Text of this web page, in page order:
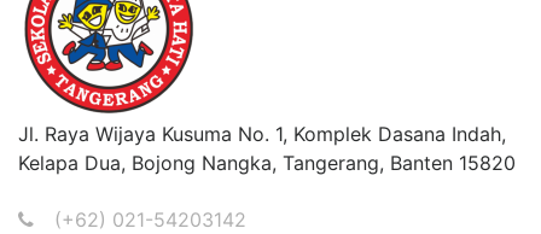
Jl. Raya Wijaya Kusuma No. 1, Komplek Dasana Indah,
Kelapa Dua, Bojong Nangka, Tangerang, Banten 15820
(+62) 021-54203142